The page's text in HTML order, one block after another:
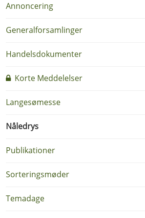
Annoncering
Generalforsamlinger
Handelsdokumenter
Korte Meddelelser
Langesømesse
Nåledrys
Publikationer
Sorteringsmøder
Temadage